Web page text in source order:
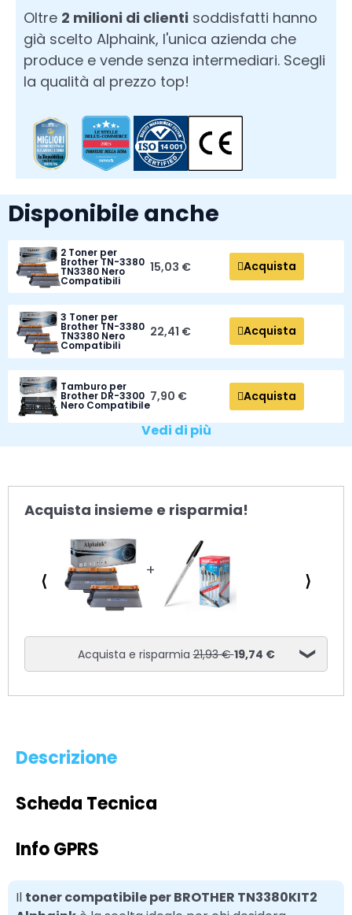
Oltre 2 milioni di clienti soddisfatti hanno
già scelto Alphaink, l'unica azienda che
produce e vende senza intermediari. Scegli
la qualità al prezzo top!
Disponibile anche
2 Toner per
Brother TN-3380
TN3380 Nero
Compatibili
15,03 € Acquista
3 Toner per
Brother TN-3380
TN3380 Nero
Compatibili
22,41 € Acquista
Tamburo per
Brother DR-3300
Nero Compatibile
7,90 € Acquista
Vedi di più
Acquista insieme e risparmia!
⟨ ⟩
Acquista e risparmia21,93 €19,74 €
Descrizione
Scheda Tecnica
Info GPRS
Il toner compatibile per BROTHER TN3380KIT2